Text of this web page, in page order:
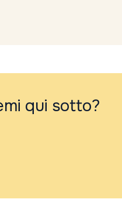
qui sotto?